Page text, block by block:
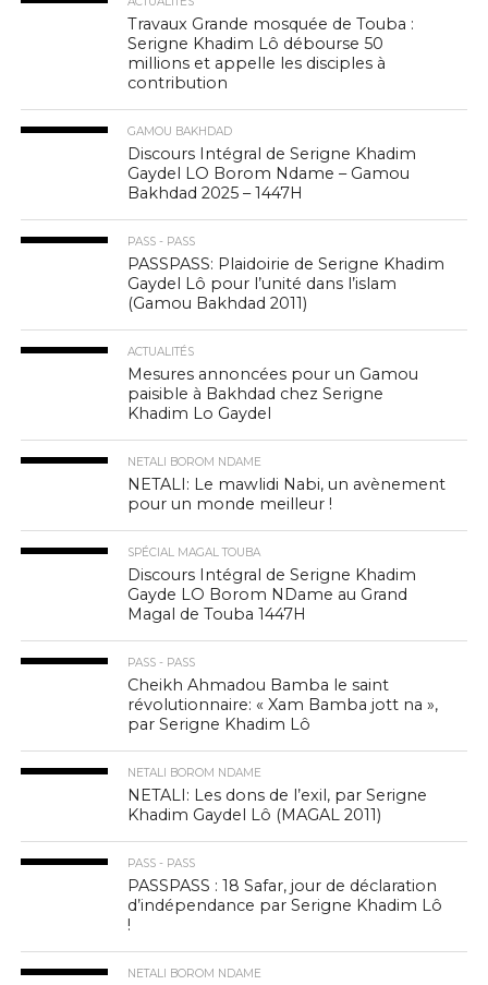
Travaux Grande mosquée de Touba :
Serigne Khadim Lô débourse 50
millions et appelle les disciples à
contribution
GAMOU BAKHDAD
Discours Intégral de Serigne Khadim
Gaydel LO Borom Ndame – Gamou
Bakhdad 2025 – 1447H
PASS - PASS
PASSPASS: Plaidoirie de Serigne Khadim
Gaydel Lô pour l’unité dans l’islam
(Gamou Bakhdad 2011)
ACTUALITÉS
Mesures annoncées pour un Gamou
paisible à Bakhdad chez Serigne
Khadim Lo Gaydel
NETALI BOROM NDAME
NETALI: Le mawlidi Nabi, un avènement
pour un monde meilleur !
SPÉCIAL MAGAL TOUBA
Discours Intégral de Serigne Khadim
Gayde LO Borom NDame au Grand
Magal de Touba 1447H
PASS - PASS
Cheikh Ahmadou Bamba le saint
révolutionnaire: « Xam Bamba jott na »,
par Serigne Khadim Lô
NETALI BOROM NDAME
NETALI: Les dons de l’exil, par Serigne
Khadim Gaydel Lô (MAGAL 2011)
PASS - PASS
PASSPASS : 18 Safar, jour de déclaration
d’indépendance par Serigne Khadim Lô
!
NETALI BOROM NDAME